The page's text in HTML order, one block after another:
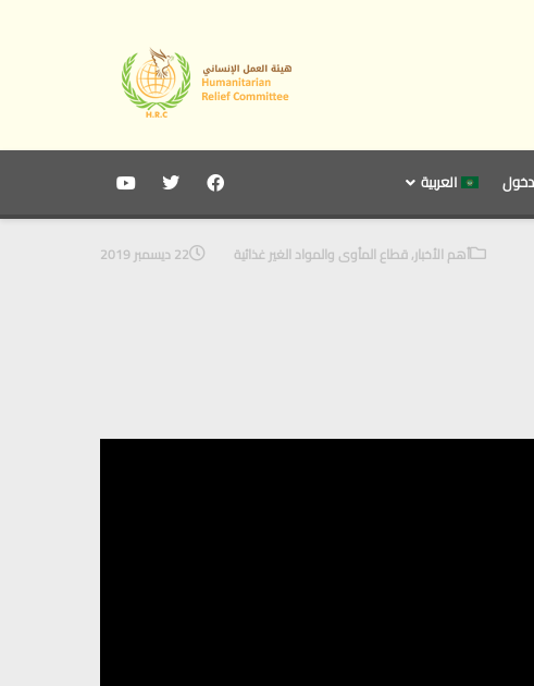
العربية
22 ديسمبر 2019 أهم الأخبار,قطاع المأوى والمواد الغير غذائية